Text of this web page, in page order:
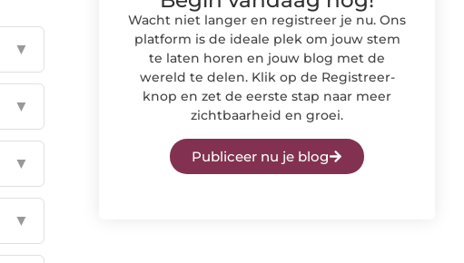
▼
▼
▼
▼
Wacht niet langer en registreer je nu. Ons
platform is de ideale plek om jouw stem
te laten horen en jouw blog met de
wereld te delen. Klik op de Registreer-
knop en zet de eerste stap naar meer
zichtbaarheid en groei.
Publiceer nu je blog